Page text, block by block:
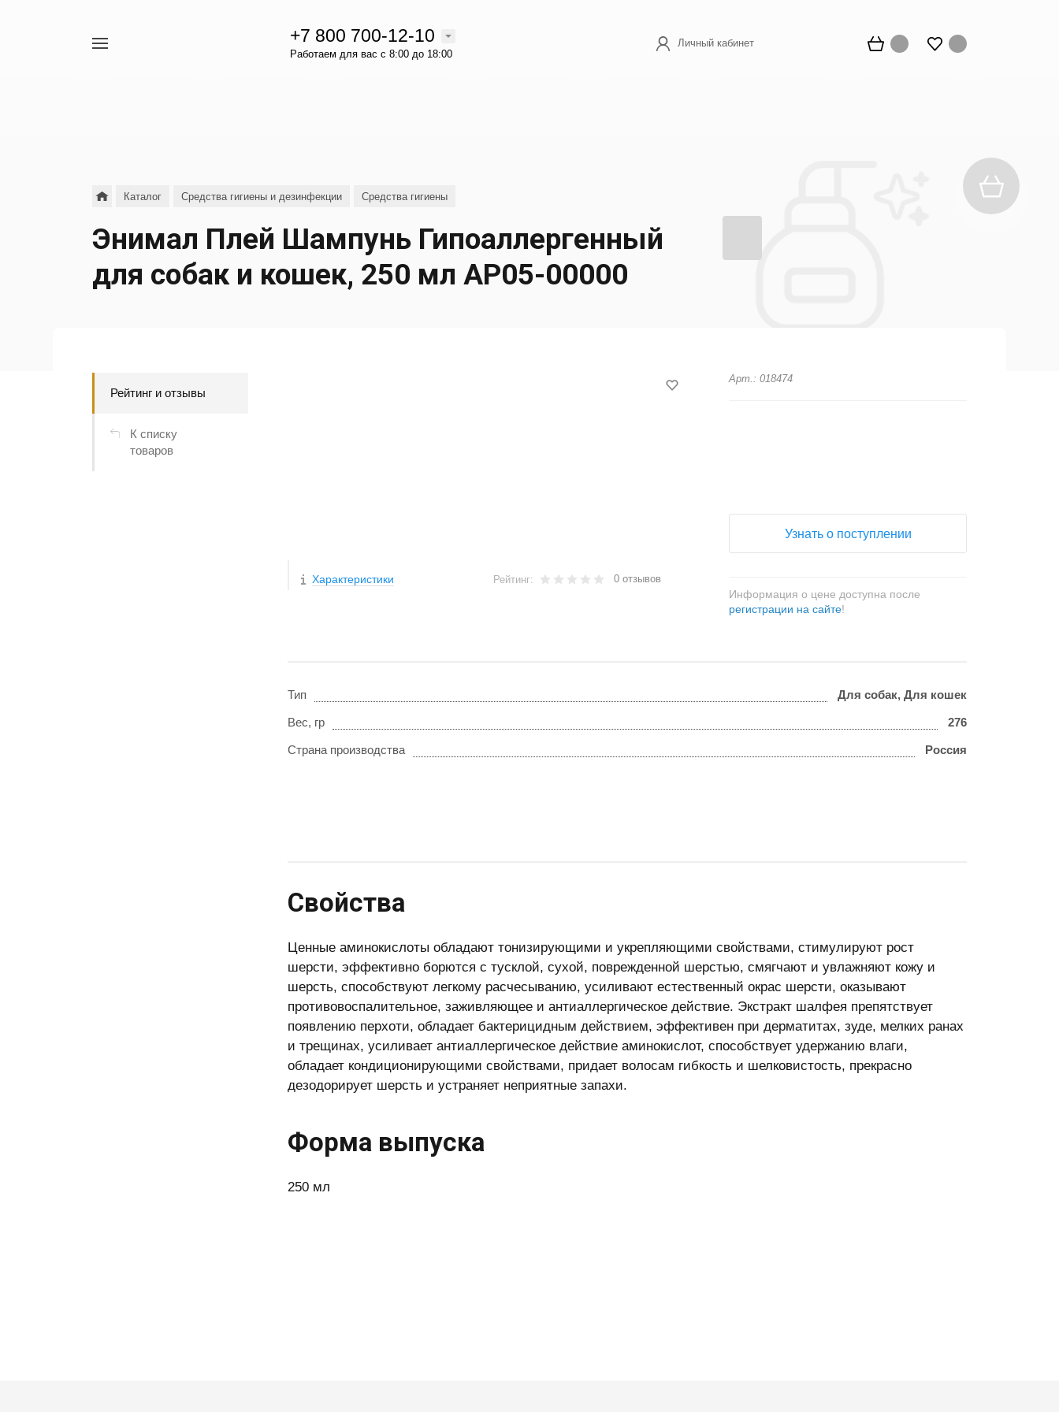
+7 800 700-12-10
Работаем для вас с 8:00 до 18:00
Личный кабинет
Каталог Средства гигиены и дезинфекции Средства гигиены
Энимал Плей Шампунь Гипоаллергенный
для собак и кошек, 250 мл АР05-00000
Рейтинг и отзывы
К списку
товаров
Характеристики Рейтинг: 0 отзывов
Арт.: 018474
Узнать о поступлении
Информация о цене доступна после
регистрации на сайте!
Тип Для собак, Для кошек
Вес, гр 276
Страна производства Россия
Свойства
Ценные аминокислоты обладают тонизирующими и укрепляющими свойствами, стимулируют рост
шерсти, эффективно борются с тусклой, сухой, поврежденной шерстью, смягчают и увлажняют кожу и
шерсть, способствуют легкому расчесыванию, усиливают естественный окрас шерсти, оказывают
противовоспалительное, заживляющее и антиаллергическое действие. Экстракт шалфея препятствует
появлению перхоти, обладает бактерицидным действием, эффективен при дерматитах, зуде, мелких ранах
и трещинах, усиливает антиаллергическое действие аминокислот, способствует удержанию влаги,
обладает кондиционирующими свойствами, придает волосам гибкость и шелковистость, прекрасно
дезодорирует шерсть и устраняет неприятные запахи.
Форма выпуска
250 мл